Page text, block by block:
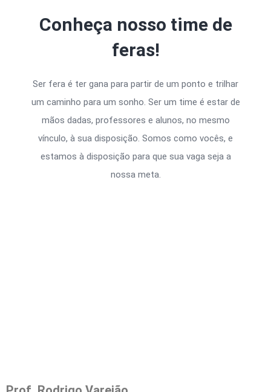
Conheça nosso time de
feras!
Ser fera é ter gana para partir de um ponto e trilhar
um caminho para um sonho. Ser um time é estar de
mãos dadas, professores e alunos, no mesmo
vínculo, à sua disposição. Somos como vocês, e
estamos à disposição para que sua vaga seja a
nossa meta.